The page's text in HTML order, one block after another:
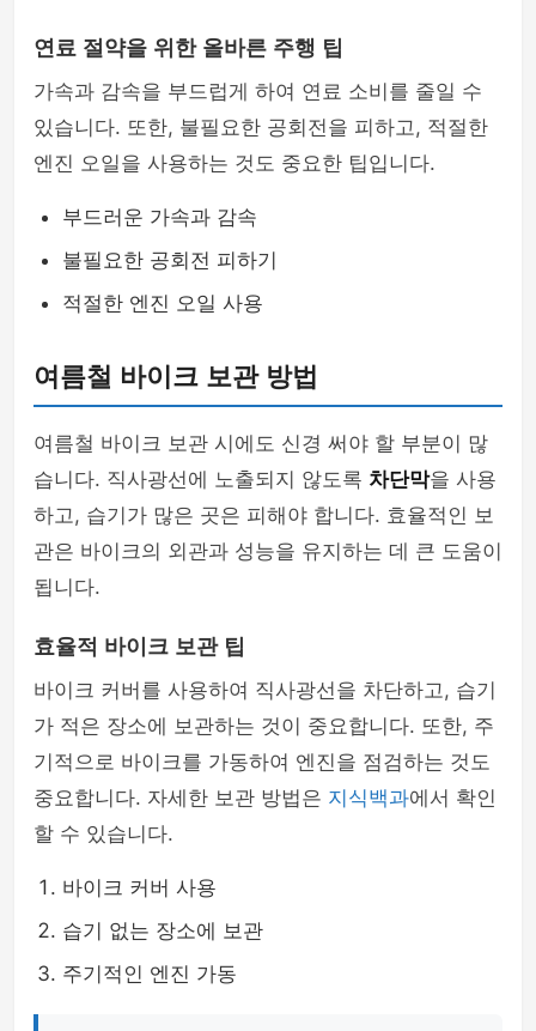
연료 절약을 위한 올바른 주행 팁
가속과 감속을 부드럽게 하여 연료 소비를 줄일 수
있습니다. 또한, 불필요한 공회전을 피하고, 적절한
엔진 오일을 사용하는 것도 중요한 팁입니다.
부드러운 가속과 감속
불필요한 공회전 피하기
적절한 엔진 오일 사용
여름철 바이크 보관 방법
여름철 바이크 보관 시에도 신경 써야 할 부분이 많
습니다. 직사광선에 노출되지 않도록 차단막을 사용
하고, 습기가 많은 곳은 피해야 합니다. 효율적인 보
관은 바이크의 외관과 성능을 유지하는 데 큰 도움이
됩니다.
효율적 바이크 보관 팁
바이크 커버를 사용하여 직사광선을 차단하고, 습기
가 적은 장소에 보관하는 것이 중요합니다. 또한, 주
기적으로 바이크를 가동하여 엔진을 점검하는 것도
중요합니다. 자세한 보관 방법은 지식백과에서 확인
할 수 있습니다.
바이크 커버 사용
습기 없는 장소에 보관
주기적인 엔진 가동